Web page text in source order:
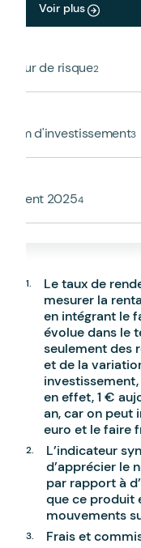
Voir plus
de risque
d'investissement
2025
Le taux de
mesurer la
en intégrant le
évolue dans le
seulement des
et de la
en effet, 1 €
an, car on peut
euro et le faire
L’indicateur
d’apprécier le
par rapport à
que ce produit
mouvements
Frais et